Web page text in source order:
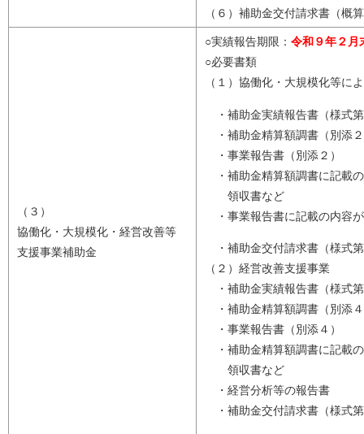
（６）補助金交付請求書（概
（３）
協働化・大規模化・経営改善等
支援事業補助金
○実績報告期限： 令和９年２月
○必要書類
（１）協働化・大規模化等に
・補助金実績報告書（様式
・補助金精算額調書（別添
・事業報告書（別添２）
・補助金精算額調書に記載
領収書など
・事業報告書に記載の内容
・補助金交付請求書（様式
（２）経営改善支援事業
・補助金実績報告書（様式
・補助金精算額調書（別添
・事業報告書（別添４）
・補助金精算額調書に記載
領収書など
・経営分析等の報告書
・補助金交付請求書（様式